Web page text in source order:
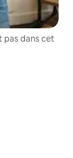
pas dans cet